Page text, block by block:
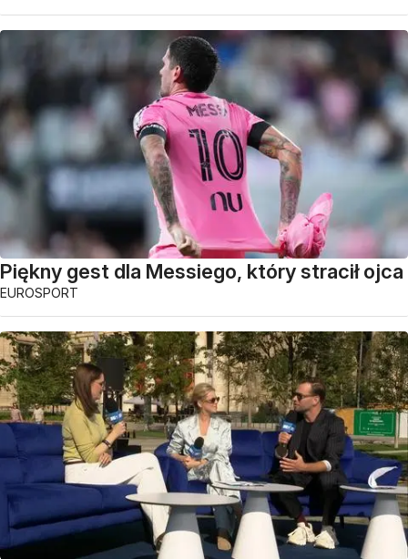
Piękny gest dla Messiego, który stracił ojca
EUROSPORT